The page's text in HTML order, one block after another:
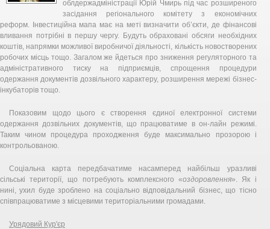
облдержадміністрації Юрій Чмирь під час розширеного
засідання регіонального комітету з економічних
реформ. Інвестиційна мапа має на меті визначити об’єкти, де фінансові
вливання потрібні в першу чергу. Будуть обраховані обсяги необхідних
коштів, напрямки можливої виробничої діяльності, кількість новостворених
робочих місць тощо. Загалом же йдеться про зниження регуляторного та
адміністративного тиску на підприємців, спрощення процедури
одержання документів дозвільного характеру, розширення мережі бізнес-
інкубаторів тощо.
Показовим щодо цього є створення єдиної електронної системи
одержання дозвільних документів, що працюватиме в он-лайн режимі.
Таким чином процедура проходження буде максимально прозорою і
контрольованою.
Соціальна карта передбачатиме насамперед найбільш уразливі
сільські території, що потребують комплексного «оздоровлення». Як і
нині, ухил буде зроблено на соціально відповідальний бізнес, що тісно
співпрацюватиме з місцевими територіальними громадами.
Урядовий Кур'єр